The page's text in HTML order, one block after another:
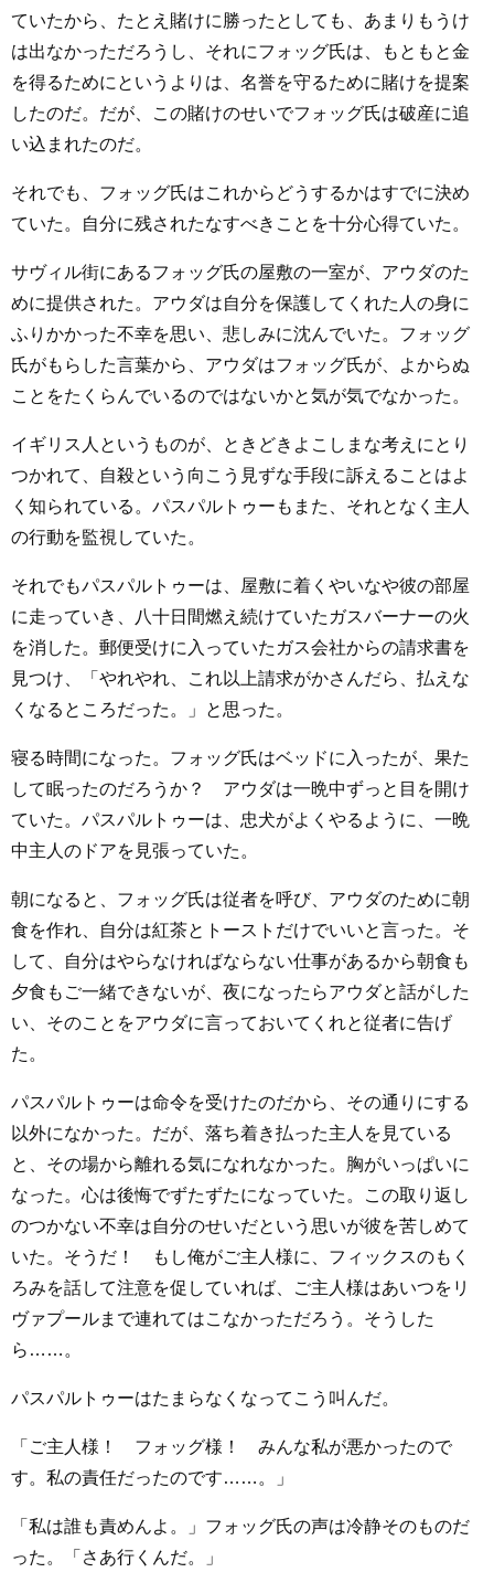
ていたから、たとえ賭けに勝ったとしても、あまりもうけ
は出なかっただろうし、それにフォッグ氏は、もともと金
を得るためにというよりは、名誉を守るために賭けを提案
したのだ。だが、この賭けのせいでフォッグ氏は破産に追
い込まれたのだ。
それでも、フォッグ氏はこれからどうするかはすでに決め
ていた。自分に残されたなすべきことを十分心得ていた。
サヴィル街にあるフォッグ氏の屋敷の一室が、アウダのた
めに提供された。アウダは自分を保護してくれた人の身に
ふりかかった不幸を思い、悲しみに沈んでいた。フォッグ
氏がもらした言葉から、アウダはフォッグ氏が、よからぬ
ことをたくらんでいるのではないかと気が気でなかった。
イギリス人というものが、ときどきよこしまな考えにとり
つかれて、自殺という向こう見ずな手段に訴えることはよ
く知られている。パスパルトゥーもまた、それとなく主人
の行動を監視していた。
それでもパスパルトゥーは、屋敷に着くやいなや彼の部屋
に走っていき、八十日間燃え続けていたガスバーナーの火
を消した。郵便受けに入っていたガス会社からの請求書を
見つけ、「やれやれ、これ以上請求がかさんだら、払えな
くなるところだった。」と思った。
寝る時間になった。フォッグ氏はベッドに入ったが、果た
して眠ったのだろうか？ アウダは一晩中ずっと目を開け
ていた。パスパルトゥーは、忠犬がよくやるように、一晩
中主人のドアを見張っていた。
朝になると、フォッグ氏は従者を呼び、アウダのために朝
食を作れ、自分は紅茶とトーストだけでいいと言った。そ
して、自分はやらなければならない仕事があるから朝食も
夕食もご一緒できないが、夜になったらアウダと話がした
い、そのことをアウダに言っておいてくれと従者に告げ
た。
パスパルトゥーは命令を受けたのだから、その通りにする
以外になかった。だが、落ち着き払った主人を見ている
と、その場から離れる気になれなかった。胸がいっぱいに
なった。心は後悔でずたずたになっていた。この取り返し
のつかない不幸は自分のせいだという思いが彼を苦しめて
いた。そうだ！ もし俺がご主人様に、フィックスのもく
ろみを話して注意を促していれば、ご主人様はあいつをリ
ヴァプールまで連れてはこなかっただろう。そうした
ら……。
パスパルトゥーはたまらなくなってこう叫んだ。
「ご主人様！ フォッグ様！ みんな私が悪かったので
す。私の責任だったのです……。」
「私は誰も責めんよ。」フォッグ氏の声は冷静そのものだ
った。「さあ行くんだ。」